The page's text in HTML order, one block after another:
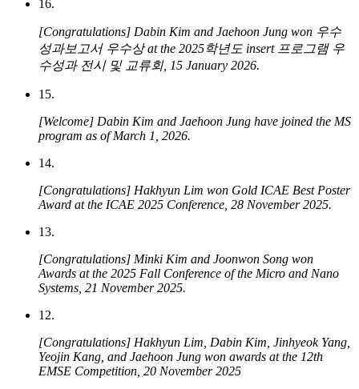
16.
[Congratulations] Dabin Kim and Jaehoon Jung won 우수
성과보고서 우수상 at the 2025학년도 insert 프로그램 우
수성과 전시 및 교류회, 15 January 2026.
15.
​[Welcome] Dabin Kim and Jaehoon Jung have joined the MS
program as of March 1, 2026.
14.
[Congratulations] Hakhyun Lim won Gold ICAE Best Poster
Award at the ICAE 2025 Conference, 28 November 2025.
13.
[Congratulations] Minki Kim and Joonwon Song won
Awards at the 2025 Fall Conference of the Micro and Nano
Systems, 21 November 2025.
12.
[Congratulations] Hakhyun Lim, Dabin Kim, Jinhyeok Yang,
Yeojin Kang, and Jaehoon Jung won awards at the 12th
EMSE Competition, 20 November 2025